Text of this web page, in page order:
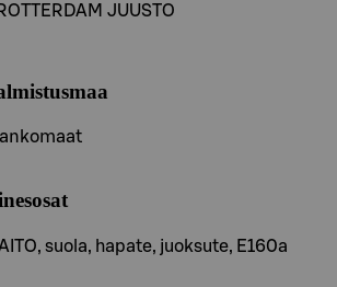
JUUSTO
suola, hapate, juoksute, E160a